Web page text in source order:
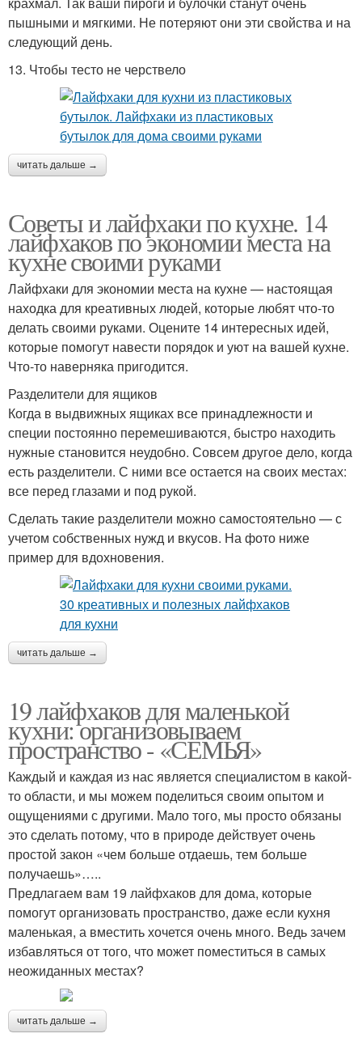
пышными и мягкими. Не потеряют они эти свойства и на
следующий день.
13. Чтобы тесто не черствело
читать дальше →
Советы и лайфхаки по кухне. 14
лайфхаков по экономии места на
кухне своими руками
Лайфхаки для экономии места на кухне — настоящая
находка для креативных людей, которые любят что-то
делать своими руками. Оцените 14 интересных идей,
которые помогут навести порядок и уют на вашей кухне.
Что-то наверняка пригодится.
Разделители для ящиков
Когда в выдвижных ящиках все принадлежности и
специи постоянно перемешиваются, быстро находить
нужные становится неудобно. Совсем другое дело, когда
есть разделители. С ними все остается на своих местах:
все перед глазами и под рукой.
Сделать такие разделители можно самостоятельно — с
учетом собственных нужд и вкусов. На фото ниже
пример для вдохновения.
читать дальше →
19 лайфхаков для маленькой
кухни: организовываем
пространство - «СЕМЬЯ»
Каждый и каждая из нас является специалистом в какой-
то области, и мы можем поделиться своим опытом и
ощущениями с другими. Мало того, мы просто обязаны
это сделать потому, что в природе действует очень
простой закон «чем больше отдаешь, тем больше
получаешь»…..
Предлагаем вам 19 лайфхаков для дома, которые
помогут организовать пространство, даже если кухня
маленькая, а вместить хочется очень много. Ведь зачем
избавляться от того, что может поместиться в самых
неожиданных местах?
читать дальше →